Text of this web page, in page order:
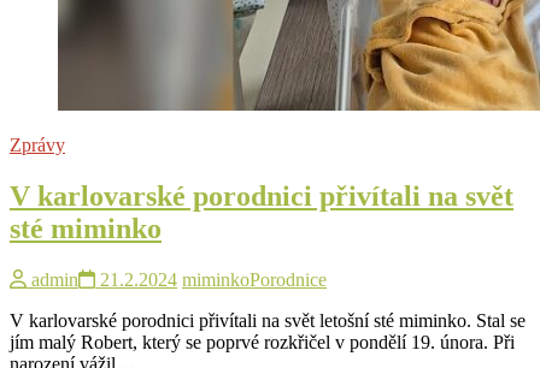
Zprávy
V karlovarské porodnici přivítali na svět
sté miminko
admin 21.2.2024 miminkoPorodnice
V karlovarské porodnici přivítali na svět letošní sté miminko. Stal se
jím malý Robert, který se poprvé rozkřičel v pondělí 19. února. Při